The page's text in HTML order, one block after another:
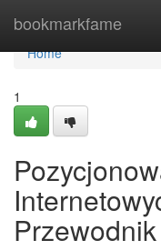
bookmarkfame
Home
Home
1